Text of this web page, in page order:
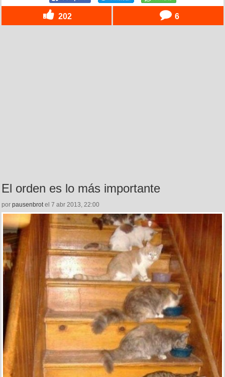
202 6
El orden es lo más importante
por pausenbrotel 7 abr 2013, 22:00